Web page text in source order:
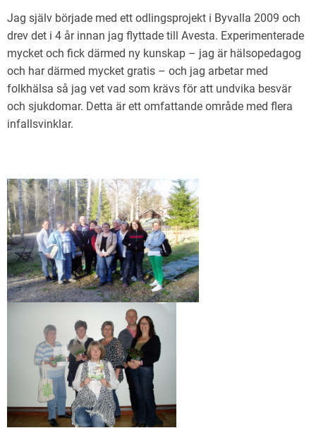
Jag själv började med ett odlingsprojekt i Byvalla 2009 och
drev det i 4 år innan jag flyttade till Avesta. Experimenterade
mycket och fick därmed ny kunskap – jag är hälsopedagog
och har därmed mycket gratis – och jag arbetar med
folkhälsa så jag vet vad som krävs för att undvika besvär
och sjukdomar. Detta är ett omfattande område med flera
infallsvinklar.